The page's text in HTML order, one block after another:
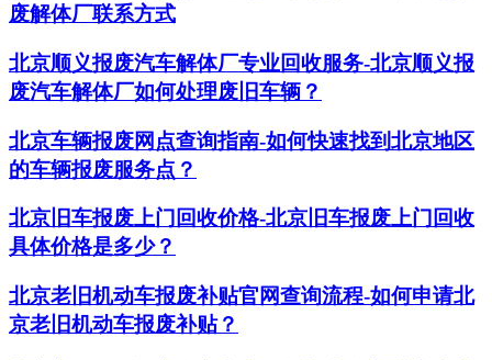
废解体厂联系方式
北京顺义报废汽车解体厂专业回收服务-北京顺义报
废汽车解体厂如何处理废旧车辆？
北京车辆报废网点查询指南-如何快速找到北京地区
的车辆报废服务点？
北京旧车报废上门回收价格-北京旧车报废上门回收
具体价格是多少？
北京老旧机动车报废补贴官网查询流程-如何申请北
京老旧机动车报废补贴？